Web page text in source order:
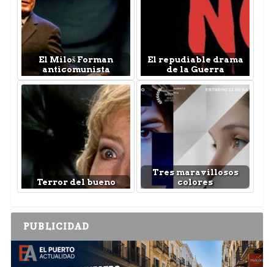
El Miloš Forman
anticomunista
El repudiable drama
de la Guerra
Terror del bueno
Tres maravillosos
colores
PUBLICIDAD